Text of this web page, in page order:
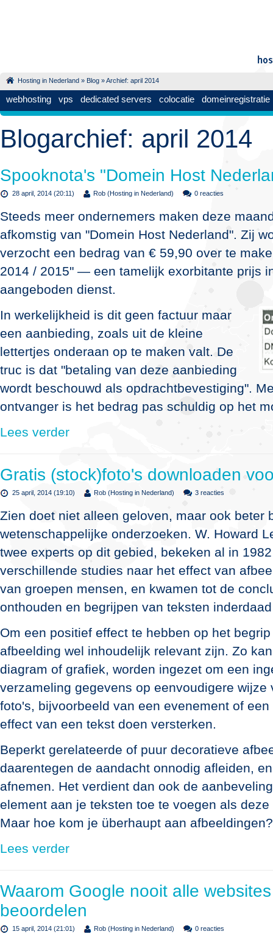
Hosting in Nederland » Blog » Archief: april 2014
webhosting vps dedicated servers colocatie domeinregistratie
Blogarchief: april 2014
Spooknota's "Domein Host
28 april, 2014 (20:11) Rob (Hosting in Nederland) 0 reacties
Steeds meer ondernemers maken deze
afkomstig van "Domein Host Nederland". Zij
verzocht een bedrag van € 59,90 over te
2014 / 2015" — een tamelijk exorbitante prijs
aangeboden dienst.
In werkelijkheid is dit geen factuur maar
een aanbieding, zoals uit de kleine
lettertjes onderaan op te maken valt. De
truc is dat "betaling van deze aanbieding
wordt beschouwd als opdrachtbevestiging".
ontvanger is het bedrag pas schuldig op het
Lees verder
Gratis (stock)foto's downloaden
25 april, 2014 (19:10) Rob (Hosting in Nederland) 3 reacties
Zien doet niet alleen geloven, maar ook beter
wetenschappelijke onderzoeken. W. Howard
twee experts op dit gebied, bekeken al in
verschillende studies naar het effect van
van groepen mensen, en kwamen tot de
onthouden en begrijpen van teksten
Om een positief effect te hebben op het
afbeelding wel inhoudelijk relevant zijn. Zo
diagram of grafiek, worden ingezet om een
verzameling gegevens op eenvoudigere wijze
foto's, bijvoorbeeld van een evenement of
effect van een tekst doen versterken.
Beperkt gerelateerde of puur decoratieve
daarentegen de aandacht onnodig afleiden,
afnemen. Het verdient dan ook de
element aan je teksten toe te voegen als
Maar hoe kom je überhaupt aan afbeeldingen?
Lees verder
Waarom Google nooit alle
beoordelen
15 april, 2014 (21:01) Rob (Hosting in Nederland) 0 reacties